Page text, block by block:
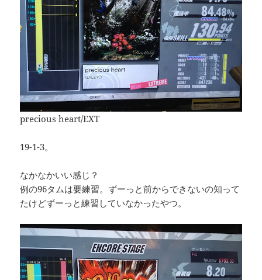
precious heart/EXT
19-1-3。
なかなかいい感じ？
例の96タムは要練習。ずーっと前からできないの知って
たけどずーっと練習していなかったやつ。